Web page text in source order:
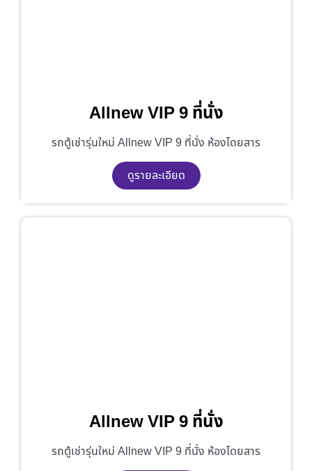
Allnew VIP 9 ที่นั่ง
รถตู้เช่ารุ่นใหม่ Allnew VIP 9 ที่นั่ง ห้องโดยสาร
ดูรายละเอียด
Allnew VIP 9 ที่นั่ง
รถตู้เช่ารุ่นใหม่ Allnew VIP 9 ที่นั่ง ห้องโดยสาร